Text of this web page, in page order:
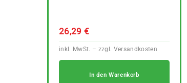
26,29€
In den Warenkorb